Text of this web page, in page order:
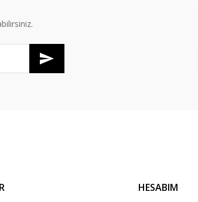
HESABIM